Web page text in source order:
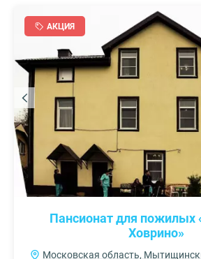
АКЦИЯ
Пансионат для пожилых
Ховрино»
Московская область,